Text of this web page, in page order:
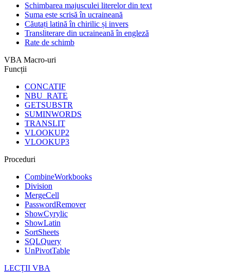
Schimbarea majusculei literelor din text
Suma este scrisă în ucraineană
Căutați latină în chirilic și invers
Transliterare din ucraineană în engleză
Rate de schimb
VBA Macro-uri
Funcții
CONCATIF
NBU_RATE
GETSUBSTR
SUMINWORDS
TRANSLIT
VLOOKUP2
VLOOKUP3
Proceduri
CombineWorkbooks
Division
MergeCell
PasswordRemover
ShowCyrylic
ShowLatin
SortSheets
SQLQuery
UnPivotTable
LECȚII VBA